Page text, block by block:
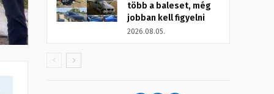
több a baleset, még
jobban kell figyelni
2026.08.05.